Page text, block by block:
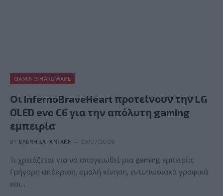
GAMING HARDWARE
Οι InfernoBraveHeart προτείνουν την LG
OLED evo C6 για την απόλυτη gaming
εμπειρία
BY ΕΛΈΝΗ ΣΑΡΑΝΤΆΚΗ 28/07/2026
Τι χρειάζεται για να απογειωθεί μια gaming εμπειρία;
Γρήγορη απόκριση, ομαλή κίνηση, εντυπωσιακά γραφικά
και…